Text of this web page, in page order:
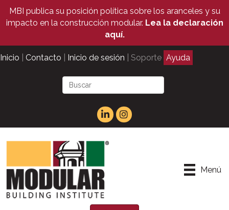
MBI publica su posición política sobre los aranceles y su
impacto en la construcción modular. Lea la declaración
aquí.
Inicio Contacto Inicio de sesión | Soporte Ayuda
Menú